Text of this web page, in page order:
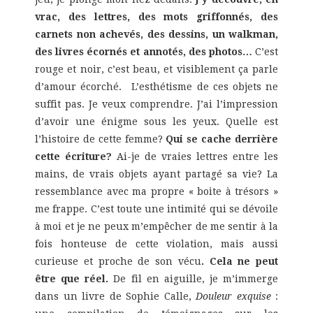
vrac, des lettres, des mots griffonnés, des
carnets non achevés, des dessins, un walkman,
des livres écornés et annotés, des photos… C’est
rouge et noir, c’est beau, et visiblement ça parle
d’amour écorché. L’esthétisme de ces objets ne
suffit pas. Je veux comprendre. J’ai l’impression
d’avoir une énigme sous les yeux. Quelle est
l’histoire de cette femme? Qui se cache derrière
cette écriture? Ai-je de vraies lettres entre les
mains, de vrais objets ayant partagé sa vie? La
ressemblance avec ma propre « boite à trésors »
me frappe. C’est toute une intimité qui se dévoile
à moi et je ne peux m’empêcher de me sentir à la
fois honteuse de cette violation, mais aussi
curieuse et proche de son vécu. Cela ne peut
être que réel. De fil en aiguille, je m’immerge
dans un livre de Sophie Calle,Douleur exquise: